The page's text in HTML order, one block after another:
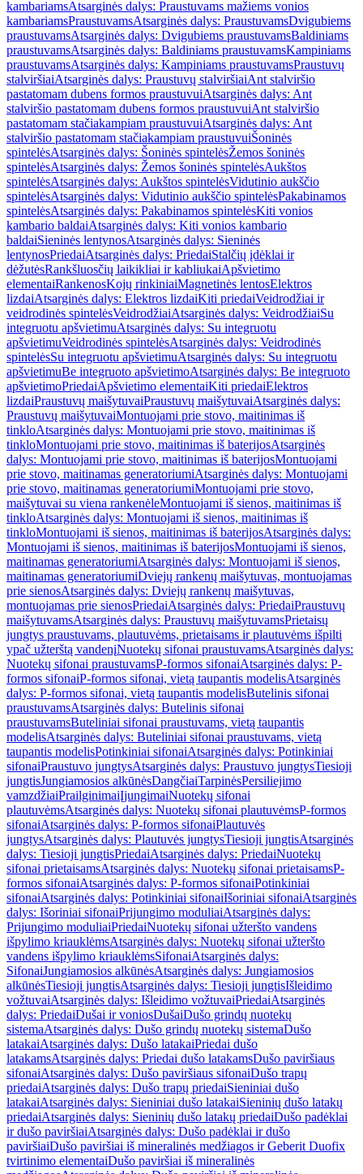
kambariamsAtsarginės dalys: Praustuvams mažiems vonios
kambariamsPraustuvamsAtsarginės dalys: PraustuvamsDvigubiems
praustuvamsAtsarginės dalys: Dvigubiems praustuvamsBaldiniams
praustuvamsAtsarginės dalys: Baldiniams praustuvamsKampiniams
praustuvamsAtsarginės dalys: Kampiniams praustuvamsPraustuvų
stalviršiaiAtsarginės dalys: Praustuvų stalviršiaiAnt stalviršio
pastatomam dubens formos praustuvuiAtsarginės dalys: Ant
stalviršio pastatomam dubens formos praustuvuiAnt stalviršio
pastatomam stačiakampiam praustuvuiAtsarginės dalys: Ant
stalviršio pastatomam stačiakampiam praustuvuiŠoninės
spintelėsAtsarginės dalys: Šoninės spintelėsŽemos šoninės
spintelėsAtsarginės dalys: Žemos šoninės spintelėsAukštos
spintelėsAtsarginės dalys: Aukštos spintelėsVidutinio aukščio
spintelėsAtsarginės dalys: Vidutinio aukščio spintelėsPakabinamos
spintelėsAtsarginės dalys: Pakabinamos spintelėsKiti vonios
kambario baldaiAtsarginės dalys: Kiti vonios kambario
baldaiSieninės lentynosAtsarginės dalys: Sieninės
lentynosPriedaiAtsarginės dalys: PriedaiStalčių įdėklai ir
dėžutėsRankšluosčių laikikliai ir kabliukaiApšvietimo
elementaiRankenosKojų rinkiniaiMagnetinės lentosElektros
lizdaiAtsarginės dalys: Elektros lizdaiKiti priedaiVeidrodžiai ir
veidrodinės spintelėsVeidrodžiaiAtsarginės dalys: VeidrodžiaiSu
integruotu apšvietimuAtsarginės dalys: Su integruotu
apšvietimuVeidrodinės spintelėsAtsarginės dalys: Veidrodinės
spintelėsSu integruotu apšvietimuAtsarginės dalys: Su integruotu
apšvietimuBe integruoto apšvietimoAtsarginės dalys: Be integruoto
apšvietimoPriedaiApšvietimo elementaiKiti priedaiElektros
lizdaiPraustuvų maišytuvaiPraustuvų maišytuvaiAtsarginės dalys:
Praustuvų maišytuvaiMontuojami prie stovo, maitinimas iš
tinkloAtsarginės dalys: Montuojami prie stovo, maitinimas iš
tinkloMontuojami prie stovo, maitinimas iš baterijosAtsarginės
dalys: Montuojami prie stovo, maitinimas iš baterijosMontuojami
prie stovo, maitinamas generatoriumiAtsarginės dalys: Montuojami
prie stovo, maitinamas generatoriumiMontuojami prie stovo,
maišytuvai su viena rankenėleMontuojami iš sienos, maitinimas iš
tinkloAtsarginės dalys: Montuojami iš sienos, maitinimas iš
tinkloMontuojami iš sienos, maitinimas iš baterijosAtsarginės dalys:
Montuojami iš sienos, maitinimas iš baterijosMontuojami iš sienos,
maitinamas generatoriumiAtsarginės dalys: Montuojami iš sienos,
maitinamas generatoriumiDviejų rankenų maišytuvas, montuojamas
prie sienosAtsarginės dalys: Dviejų rankenų maišytuvas,
montuojamas prie sienosPriedaiAtsarginės dalys: PriedaiPraustuvų
maišytuvamsAtsarginės dalys: Praustuvų maišytuvamsPrietaisų
jungtys praustuvams, plautuvėms, prietaisams ir plautuvėms išpilti
ypač užterštą vandenįNuotekų sifonai praustuvamsAtsarginės dalys:
Nuotekų sifonai praustuvamsP-formos sifonaiAtsarginės dalys: P-
formos sifonaiP-formos sifonai, vietą taupantis modelisAtsarginės
dalys: P-formos sifonai, vietą taupantis modelisButelinis sifonai
praustuvamsAtsarginės dalys: Butelinis sifonai
praustuvamsButeliniai sifonai praustuvams, vietą taupantis
modelisAtsarginės dalys: Buteliniai sifonai praustuvams, vietą
taupantis modelisPotinkiniai sifonaiAtsarginės dalys: Potinkiniai
sifonaiPraustuvo jungtysAtsarginės dalys: Praustuvo jungtysTiesioji
jungtisJungiamosios alkūnėsDangčiaiTarpinėsPersiliejimo
vamzdžiaiPrailginimaiĮjungimaiNuotekų sifonai
plautuvėmsAtsarginės dalys: Nuotekų sifonai plautuvėmsP-formos
sifonaiAtsarginės dalys: P-formos sifonaiPlautuvės
jungtysAtsarginės dalys: Plautuvės jungtysTiesioji jungtisAtsarginės
dalys: Tiesioji jungtisPriedaiAtsarginės dalys: PriedaiNuotekų
sifonai prietaisamsAtsarginės dalys: Nuotekų sifonai prietaisamsP-
formos sifonaiAtsarginės dalys: P-formos sifonaiPotinkiniai
sifonaiAtsarginės dalys: Potinkiniai sifonaiIšoriniai sifonaiAtsarginės
dalys: Išoriniai sifonaiPrijungimo moduliaiAtsarginės dalys:
Prijungimo moduliaiPriedaiNuotekų sifonai užteršto vandens
išpylimo kriauklėmsAtsarginės dalys: Nuotekų sifonai užteršto
vandens išpylimo kriauklėmsSifonaiAtsarginės dalys:
SifonaiJungiamosios alkūnėsAtsarginės dalys: Jungiamosios
alkūnėsTiesioji jungtisAtsarginės dalys: Tiesioji jungtisIšleidimo
vožtuvaiAtsarginės dalys: Išleidimo vožtuvaiPriedaiAtsarginės
dalys: PriedaiDušai ir voniosDušaiDušo grindų nuotekų
sistemaAtsarginės dalys: Dušo grindų nuotekų sistemaDušo
latakaiAtsarginės dalys: Dušo latakaiPriedai dušo
latakamsAtsarginės dalys: Priedai dušo latakamsDušo paviršiaus
sifonaiAtsarginės dalys: Dušo paviršiaus sifonaiDušo trapų
priedaiAtsarginės dalys: Dušo trapų priedaiSieniniai dušo
latakaiAtsarginės dalys: Sieniniai dušo latakaiSieninių dušo latakų
priedaiAtsarginės dalys: Sieninių dušo latakų priedaiDušo padėklai
ir dušo paviršiaiAtsarginės dalys: Dušo padėklai ir dušo
paviršiaiDušo paviršiai iš mineralinės medžiagos ir Geberit Duofix
tvirtinimo elementaiDušo paviršiai iš mineralinės